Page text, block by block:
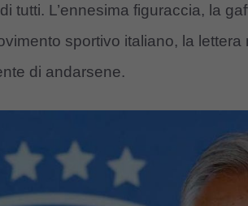
tutti. L’ennesima figuraccia, la
sportivo italiano, la
di andarsene.